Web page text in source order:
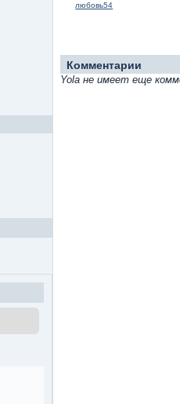
любовь54
Комментарии
Yola не имеет еще